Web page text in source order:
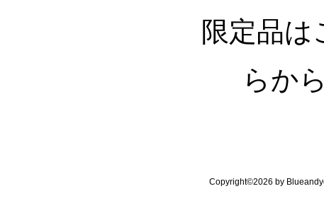
限定品は
らから
Copyright©2026 by